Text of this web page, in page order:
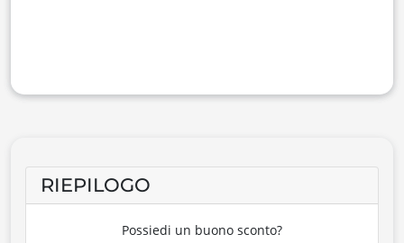
RIEPILOGO
Possiedi un buono sconto?